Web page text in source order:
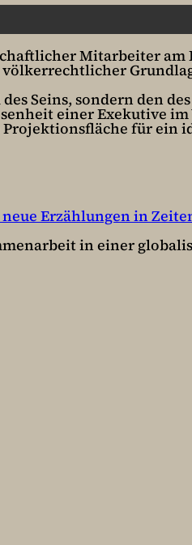
Mitarbeiter
Seins, sondern den
einer Exekutive
für ein
Erzählungen in
in einer